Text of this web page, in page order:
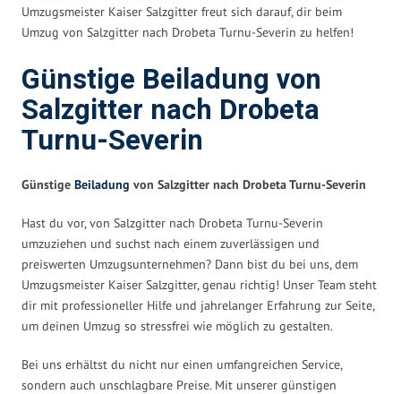
Umzugsmeister Kaiser Salzgitter freut sich darauf, dir beim
Umzug von Salzgitter nach Drobeta Turnu-Severin zu helfen!
Günstige Beiladung von
Salzgitter nach Drobeta
Turnu-Severin
Günstige Beiladung von Salzgitter nach Drobeta Turnu-Severin
Hast du vor, von Salzgitter nach Drobeta Turnu-Severin
umzuziehen und suchst nach einem zuverlässigen und
preiswerten Umzugsunternehmen? Dann bist du bei uns, dem
Umzugsmeister Kaiser Salzgitter, genau richtig! Unser Team steht
dir mit professioneller Hilfe und jahrelanger Erfahrung zur Seite,
um deinen Umzug so stressfrei wie möglich zu gestalten.
Bei uns erhältst du nicht nur einen umfangreichen Service,
sondern auch unschlagbare Preise. Mit unserer günstigen